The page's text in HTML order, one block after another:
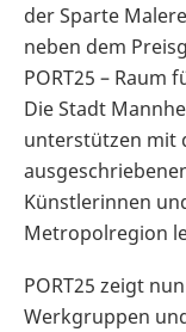
der Sparte
neben dem
PORT25 –
Die Stadt
unterstützen mit
Künstlerinnen
Metropolregion
PORT25 zeigt
Werkgruppen